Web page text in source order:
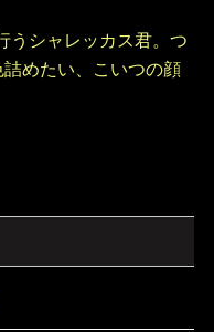
うシャレッカス君。つ
めたい、こいつの顔